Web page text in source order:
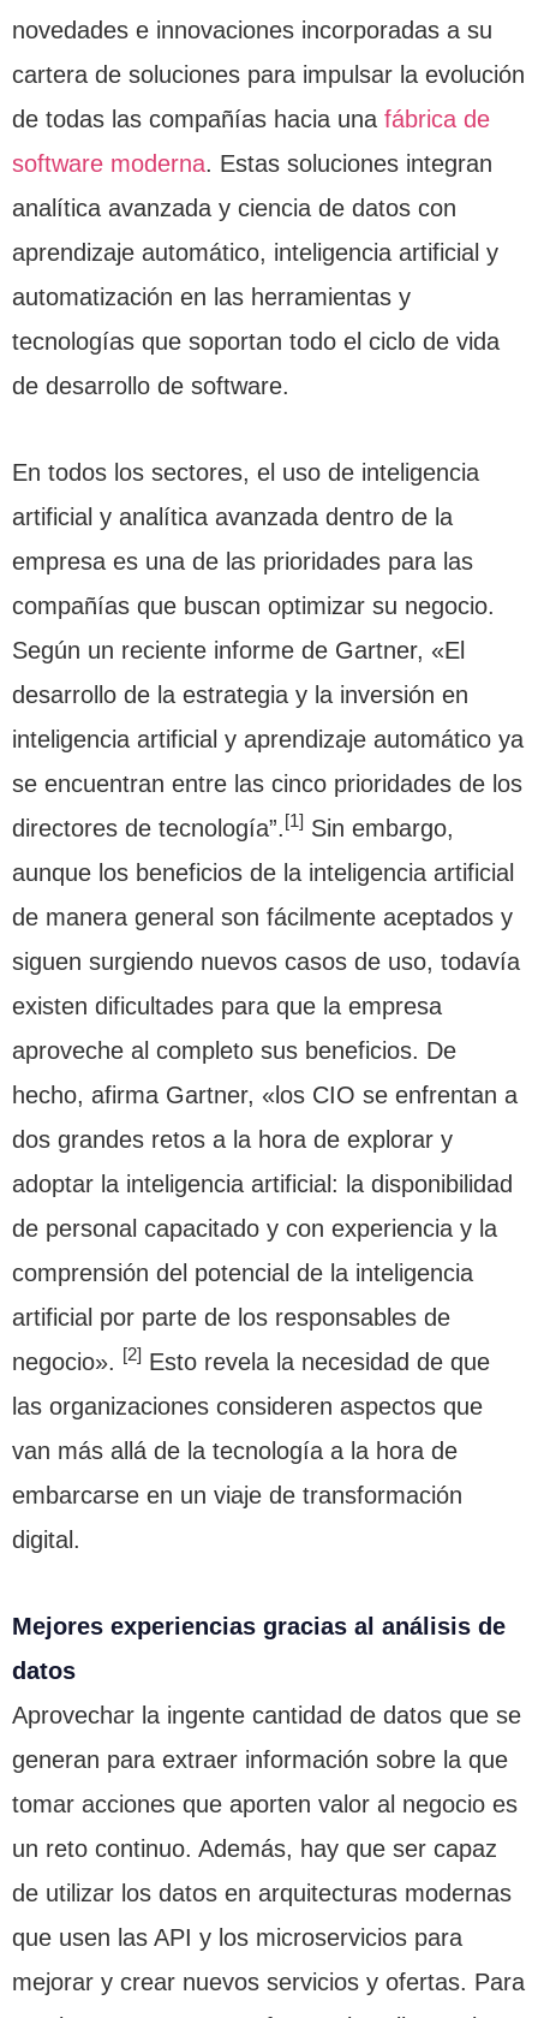
novedades e innovaciones incorporadas a su
cartera de soluciones para impulsar la evolución
de todas las compañías hacia una fábrica de
software moderna. Estas soluciones integran
analítica avanzada y ciencia de datos con
aprendizaje automático, inteligencia artificial y
automatización en las herramientas y
tecnologías que soportan todo el ciclo de vida
de desarrollo de software.
En todos los sectores, el uso de inteligencia
artificial y analítica avanzada dentro de la
empresa es una de las prioridades para las
compañías que buscan optimizar su negocio.
Según un reciente informe de Gartner, «El
desarrollo de la estrategia y la inversión en
inteligencia artificial y aprendizaje automático ya
se encuentran entre las cinco prioridades de los
directores de tecnología”.[1] Sin embargo,
aunque los beneficios de la inteligencia artificial
de manera general son fácilmente aceptados y
siguen surgiendo nuevos casos de uso, todavía
existen dificultades para que la empresa
aproveche al completo sus beneficios. De
hecho, afirma Gartner, «los CIO se enfrentan a
dos grandes retos a la hora de explorar y
adoptar la inteligencia artificial: la disponibilidad
de personal capacitado y con experiencia y la
comprensión del potencial de la inteligencia
artificial por parte de los responsables de
negocio». [2] Esto revela la necesidad de que
las organizaciones consideren aspectos que
van más allá de la tecnología a la hora de
embarcarse en un viaje de transformación
digital.
Mejores experiencias gracias al análisis de
datos
Aprovechar la ingente cantidad de datos que se
generan para extraer información sobre la que
tomar acciones que aporten valor al negocio es
un reto continuo. Además, hay que ser capaz
de utilizar los datos en arquitecturas modernas
que usen las API y los microservicios para
mejorar y crear nuevos servicios y ofertas. Para